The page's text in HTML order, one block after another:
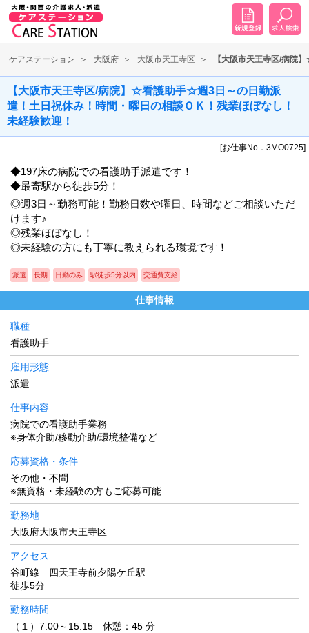
ケアステーション 大阪府 大阪市天王寺区 【大阪市天王寺区/病院
【大阪市天王寺区/病院】☆看護助手☆週3日～の日勤派
遣！土日祝休み！時間・曜日の相談ＯＫ！残業ほぼなし！
未経験歓迎！
[お仕事No．3MO0725]
◆197床の病院での看護助手派遣です！
◆最寄駅から徒歩5分！
◎週3日～勤務可能！勤務日数や曜日、時間などご相談いただ
けます♪
◎残業ほぼなし！
◎未経験の方にも丁寧に教えられる環境です！
派遣 長期 日勤のみ 駅徒歩5分以内 交通費支給
仕事情報
職種
看護助手
雇用形態
派遣
仕事内容
病院での看護助手業務
※身体介助/移動介助/環境整備など
応募資格・条件
その他・不問
※無資格・未経験の方もご応募可能
勤務地
大阪府大阪市天王寺区
アクセス
谷町線 四天王寺前夕陽ケ丘駅
徒歩5分
勤務時間
（１）7:00～15:15 休憩：45 分